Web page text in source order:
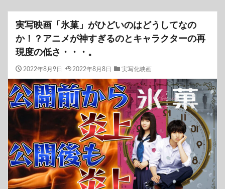
実写映画「氷菓」がひどいのはどうしてなの
か！？アニメが神すぎるのとキャラクターの再
現度の低さ・・・。
2022年8月9日 2022年8月8日 実写化映画